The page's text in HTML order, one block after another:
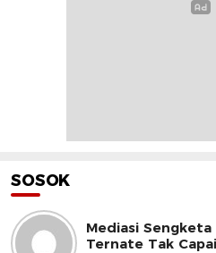
SOSOK
Mediasi
Ternate Tak